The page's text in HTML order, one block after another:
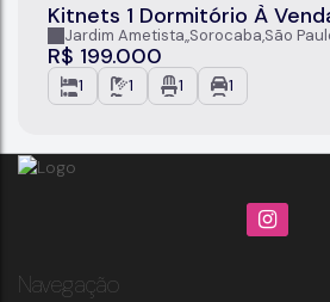
Kitnets 1 Dormitório À
R$ 199.000
Jardim Ametista,Sorocaba,São
1 1 1 1
Navegação